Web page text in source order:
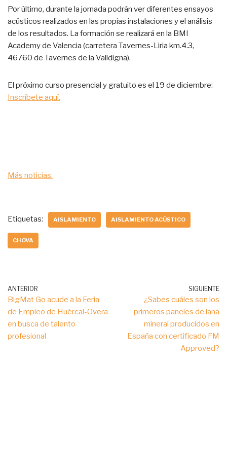
Por último, durante la jornada podrán ver diferentes ensayos
acústicos realizados en las propias instalaciones y el análisis
de los resultados. La formación se realizará en la BMI
Academy de Valencia (carretera Tavernes-Liria km.4.3,
46760 de Tavernes de la Valldigna).
El próximo curso presencial y gratuito es el 19 de diciembre:
Inscríbete aquí.
Más noticias.
Etiquetas: AISLAMIENTO AISLAMIENTO ACÚSTICO
CHOVA
ANTERIOR
BigMat Go acude a la Feria
de Empleo de Huércal-Overa
en busca de talento
profesional
SIGUIENTE
¿Sabes cuáles son los
primeros paneles de lana
mineral producidos en
España con certificado FM
Approved?